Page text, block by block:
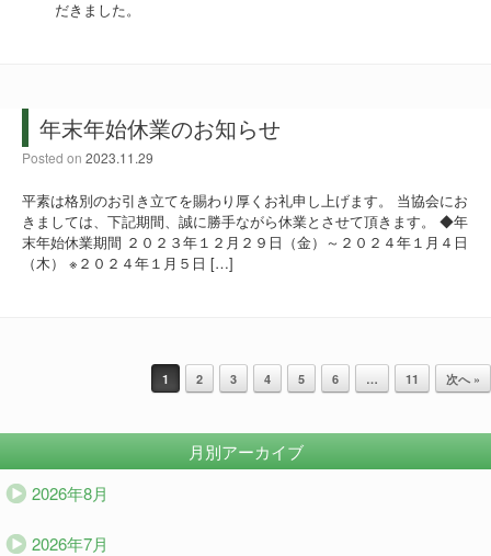
だきました。
年末年始休業のお知らせ
Posted on 2023.11.29
平素は格別のお引き立てを賜わり厚くお礼申し上げます。 当協会にお
きましては、下記期間、誠に勝手ながら休業とさせて頂きます。 ◆年
末年始休業期間 ２０２３年１２月２９日（金）～２０２４年１月４日
（木） ※２０２４年１月５日 […]
1 2 3 4 5 6 … 11 次へ »
月別アーカイブ
2026年8月
2026年7月